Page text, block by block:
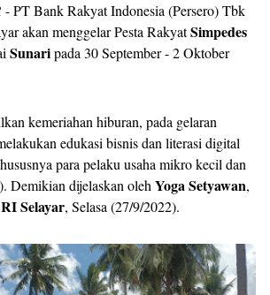
- PT Bank Rakyat Indonesia (Persero) Tbk
akan menggelar Pesta RakyatSimpedes
Sunaripada 30 September - 2 Oktober
kemeriahan hiburan, pada gelaran
edukasi bisnis dan literasi digital
para pelaku usaha mikro kecil dan
Demikian dijelaskan oleh Yoga Setyawan,
Selayar, Selasa (27/9/2022).